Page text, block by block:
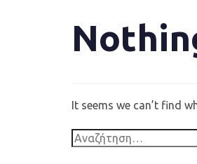
It seems we can’t find